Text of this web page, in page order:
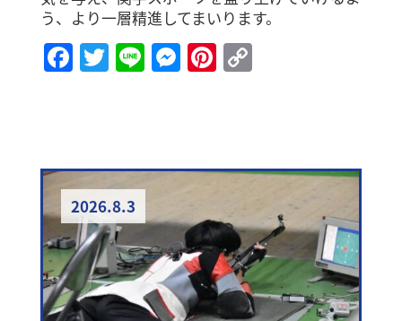
う、より一層精進してまいります。
Facebook
Twitter
LineMessenger
Pinterest
Copy
2026.8.3